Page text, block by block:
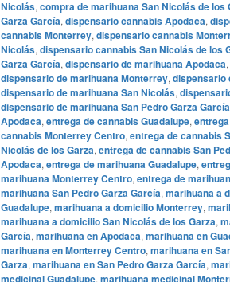
Nicolás, compra de marihuana San Nicolás de los
Garza García, dispensario cannabis Apodaca,
cannabis Monterrey, dispensario cannabis
Nicolás, dispensario cannabis San Nicolás de los
Garza García, dispensario de marihuana Apodaca,
dispensario de marihuana Monterrey, dispensario
dispensario de marihuana San Nicolás,
dispensario de marihuana San Pedro Garza García
Apodaca, entrega de cannabis Guadalupe,
cannabis Monterrey Centro, entrega de cannabis
Nicolás de los Garza, entrega de cannabis San
Apodaca, entrega de marihuana Guadalupe,
marihuana Monterrey Centro, entrega de
marihuana San Pedro Garza García, marihuana a
Guadalupe, marihuana a domicilio Monterrey,
marihuana a domicilio San Nicolás de los Garza,
García, marihuana en Apodaca, marihuana en
marihuana en Monterrey Centro, marihuana en
Garza, marihuana en San Pedro Garza García,
medicinal Guadalupe, marihuana medicinal